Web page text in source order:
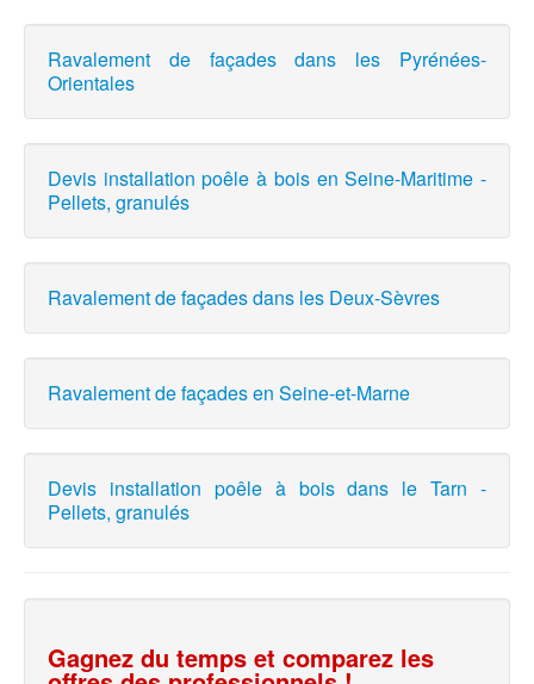
Ravalement de façades dans les Pyrénées-
Orientales
Devis installation poêle à bois en Seine-Maritime -
Pellets, granulés
Ravalement de façades dans les Deux-Sèvres
Ravalement de façades en Seine-et-Marne
Devis installation poêle à bois dans le Tarn -
Pellets, granulés
Gagnez du temps et comparez les